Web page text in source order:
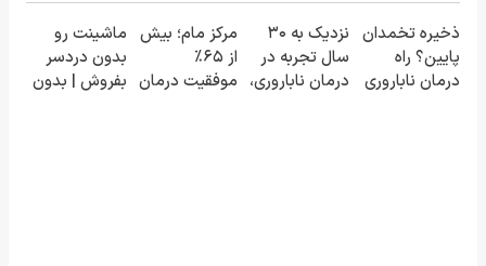
ذخیره تخمدان
پایین؟ راه
درمان ناباروری
نزدیک به ۳۰
سال تجربه در
درمان ناباروری،
مرکز مام؛ بیش
از ۶۵٪
موفقیت درمان
ماشینت رو
بدون دردسر
بفروش | بدون